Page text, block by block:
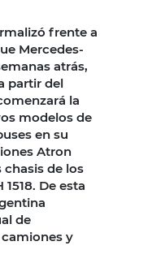
frente a
Mercedes-
atrás,
partir del
la
modelos de
en su
Atron
chasis de los
1518. De esta
de
y